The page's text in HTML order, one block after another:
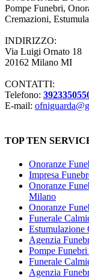
Pompe Funebri,
Cremazioni,
INDIRIZZO:
Via Luigi Ornato 18
20162 Milano MI
CONTATTI:
Telefono:
E-mail:
TOP TEN
Onoranze
Impresa
Onoranze
Milano
Onoranze
Funerale
Agenzia
Pompe
Funerale
Agenzia